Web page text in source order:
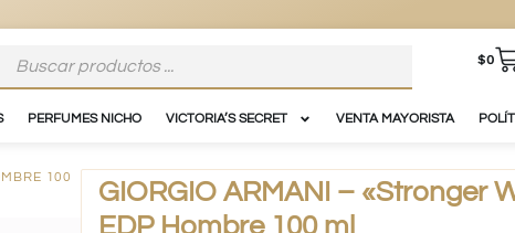
$0
PERFUMES NICHO VICTORIA’S SECRET VENTA MAYORISTA
100
GIORGIO ARMANI – «Stronger
EDP Hombre 100 ml